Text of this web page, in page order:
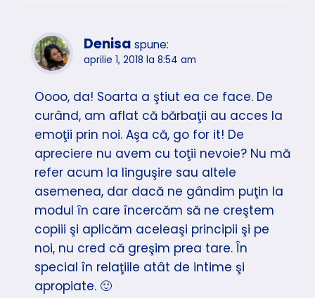
Denisa spune:
aprilie 1, 2018 la 8:54 am
Oooo, da! Soarta a ştiut ea ce face. De
curând, am aflat că bărbaţii au acces la
emoţii prin noi. Aşa că, go for it! De
apreciere nu avem cu toţii nevoie? Nu mă
refer acum la linguşire sau altele
asemenea, dar dacă ne gândim puţin la
modul în care încercăm să ne creştem
copiii şi aplicăm aceleaşi principii şi pe
noi, nu cred că greşim prea tare. În
special în relaţiile atât de intime şi
apropiate. 🙂